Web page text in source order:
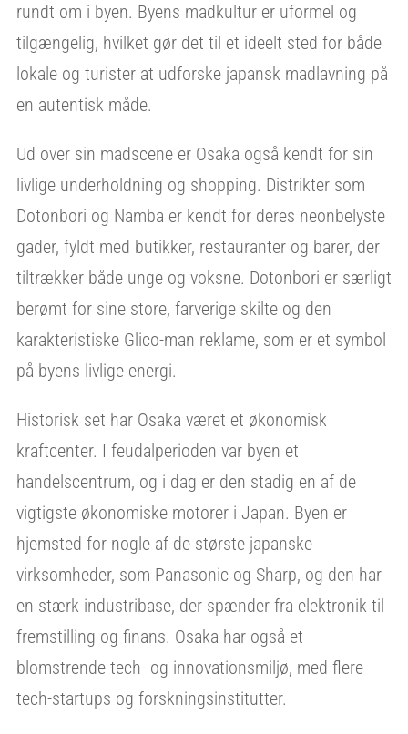
rundt om i byen. Byens madkultur er uformel og
tilgængelig, hvilket gør det til et ideelt sted for både
lokale og turister at udforske japansk madlavning på
en autentisk måde.
Ud over sin madscene er Osaka også kendt for sin
livlige underholdning og shopping. Distrikter som
Dotonbori og Namba er kendt for deres neonbelyste
gader, fyldt med butikker, restauranter og barer, der
tiltrækker både unge og voksne. Dotonbori er særligt
berømt for sine store, farverige skilte og den
karakteristiske Glico-man reklame, som er et symbol
på byens livlige energi.
Historisk set har Osaka været et økonomisk
kraftcenter. I feudalperioden var byen et
handelscentrum, og i dag er den stadig en af de
vigtigste økonomiske motorer i Japan. Byen er
hjemsted for nogle af de største japanske
virksomheder, som Panasonic og Sharp, og den har
en stærk industribase, der spænder fra elektronik til
fremstilling og finans. Osaka har også et
blomstrende tech- og innovationsmiljø, med flere
tech-startups og forskningsinstitutter.